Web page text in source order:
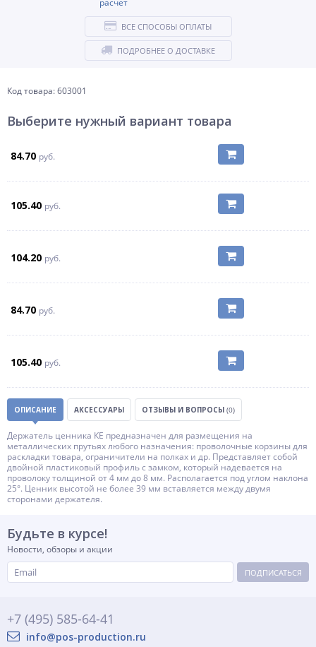
Код товара: 603001
ВСЕ СПОСОБЫ ОПЛАТЫ
ПОДРОБНЕЕ О ДОСТАВКЕ
Выберите нужный вариант товара
84.70 руб.
105.40 руб.
104.20 руб.
84.70 руб.
105.40 руб.
ОПИСАНИЕ АКСЕССУАРЫ ОТЗЫВЫ И ВОПРОСЫ (0)
Держатель ценника КЕ предназначен для размещения на
металлических прутьях любого назначения: проволочные корзины для
раскладки товара, ограничители на полках и др. Представляет собой
двойной пластиковый профиль с замком, который надевается на
проволоку толщиной от 4 мм до 8 мм. Располагается под углом наклона
25°. Ценник высотой не более 39 мм вставляется между двумя
сторонами держателя.
Будьте в курсе!
Новости, обзоры и акции
ПОДПИСАТЬСЯ
+7 (495) 585-64-41
info@pos-production.ru